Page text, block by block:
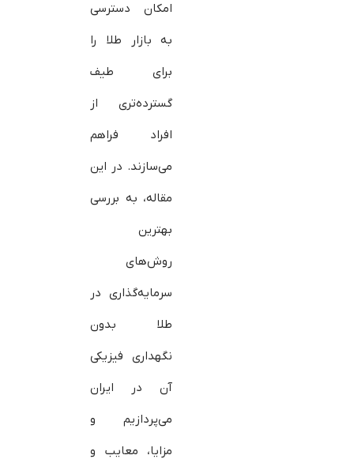
امکان دسترسی
به بازار طلا را
برای طیف
گسترده‌تری از
افراد فراهم
می‌سازند. در این
مقاله، به بررسی
بهترین
روش‌های
سرمایه‌گذاری در
طلا بدون
نگهداری فیزیکی
آن در ایران
می‌پردازیم و
مزایا، معایب و